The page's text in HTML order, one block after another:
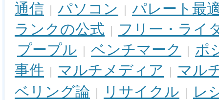
通信 | パソコン | パレート最
ランクの公式 |
フリー・ライ
プープル | ベンチマーク | ポ
事件 | マルチメディア | マル
ベリング論 | リサイクル | レ